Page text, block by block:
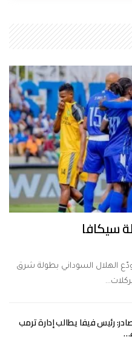
سيكافا
الهلال السوداني بطولة شرق
رئيس فيفا يطالب إدارة ترمب